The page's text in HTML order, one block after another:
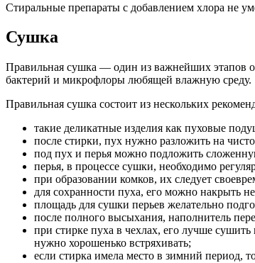
Стиральные препараты с добавлением хлора не
Сушка
Правильная сушка — один из важнейших этапов
бактерий и микрофлоры любящей влажную среду.
Правильная сушка состоит из нескольких
такие деликатные изделия как пуховые
после стирки, пух нужно разложить на
под пух и перья можно подложить
перья, в процессе сушки, необходимо
при образовании комков, их следует
для сохранности пуха, его можно накрыть
площадь для сушки перьев желательно
после полного высыхания, наполнитель
при стирке пуха в чехлах, его лучше
нужно хорошенько встряхивать;
если стирка имела место в зимний период,